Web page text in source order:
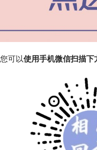
您可以使用手机微信扫描下